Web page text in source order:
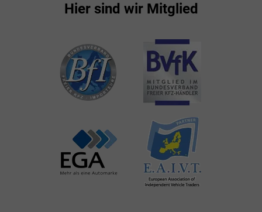
Hier sind wir Mitglied